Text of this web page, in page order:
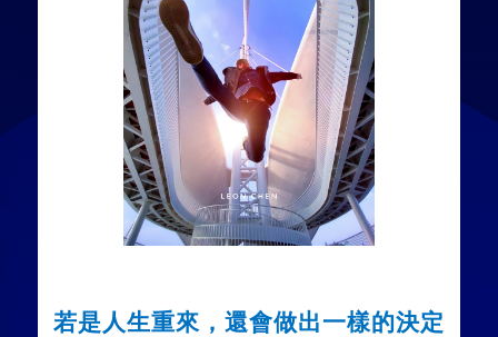
若是人生重來，還會做出一樣的決定